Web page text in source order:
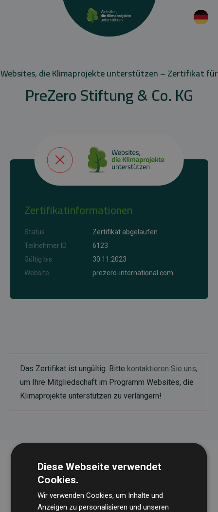
Websites, die Klimaprojekte unterstützen – Zertifikat für
PreZero Stiftung & Co. KG
Zertifikatinformationen
Status
Zertifikat abgelaufen
Teilnehmer ID
6123
Gültig bis
30.11.2023
Website
prezero-international.com
Das Zertifikat ist ungültig. Bitte kontaktieren Sie uns,
um Ihre Mitgliedschaft im Programm Websites, die
Klimaprojekte unterstützen zu verlängern!
Diese Webseite verwendet
Cookies.
Wir verwenden Cookies, um Inhalte und
Anzeigen zu personalisieren und unseren